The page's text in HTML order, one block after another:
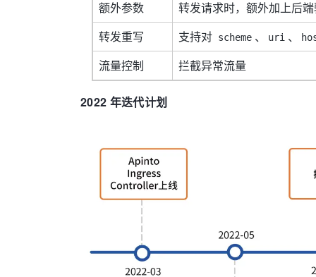
额外参数 转发请求时，额外加上后
转发重写 支持对 scheme 、 uri 、
流量控制 拦截异常流量
2022 年迭代计划